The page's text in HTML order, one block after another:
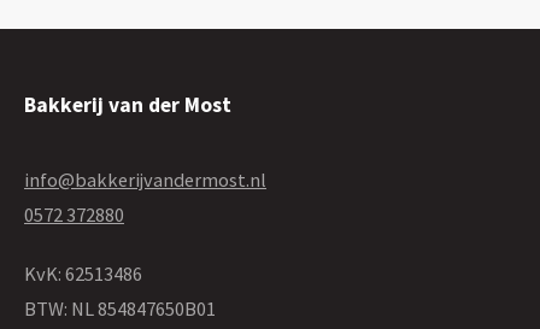
Bakkerij van der Most
info@bakkerijvandermost.nl
0572 372880
KvK: 62513486
BTW: NL 854847650B01